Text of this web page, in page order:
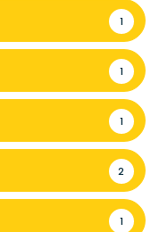
1
1
1
2
1